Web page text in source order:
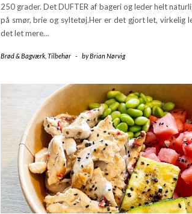
250 grader. Det DUFTER af bageri og leder helt
på smør, brie og syltetøj.Her er det gjort let, virkelig
det let mere…
Brød & Bagværk, Tilbehør - byBrian Nørvig